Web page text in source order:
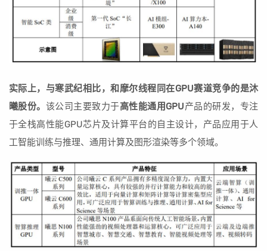
实际上，与寒武纪相比，和摩尔线程同在GPU赛道竞争的是沐
曦股份。 该公司主要致力于高性能通用GPU产品的研发，专注
于全栈高性能GPU芯片及计算平台的自主设计，产品应用于人
工智能训练与推理、通用计算及图形渲染等多个领域。